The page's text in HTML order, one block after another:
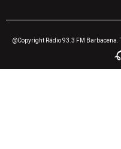
@Copyright Rádio 93.3 FM